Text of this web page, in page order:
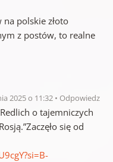
na polskie złoto
z postów, to realne
2025 o 11:32 Odpowiedz
o tajemniczych
się od